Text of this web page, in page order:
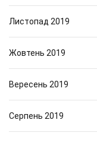
Листопад 2019
Жовтень 2019
Вересень 2019
Серпень 2019